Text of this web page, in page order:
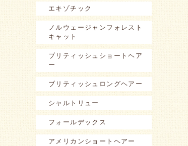
エキゾチック
ノルウェージャンフォレスト
キャット
ブリティッシュショートヘア
ー
ブリティッシュロングヘアー
シャルトリュー
フォールデックス
アメリカンショートヘアー